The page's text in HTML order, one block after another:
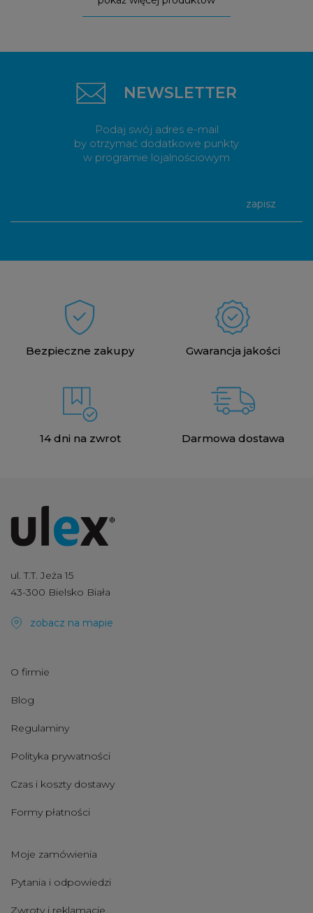
NEWSLETTER
Podaj swój adres e-mail
by otrzymać dodatkowe punkty
w programie lojalnościowym
zapisz
Bezpieczne zakupy Gwarancja jakości
14 dni na zwrot Darmowa dostawa
ul. T.T. Jeża 15
43-300 Bielsko Biała
zobacz na mapie
O firmie
Blog
Regulaminy
Polityka prywatności
Czas i koszty dostawy
Formy płatności
Moje zamówienia
Pytania i odpowiedzi
Zwroty i reklamacje